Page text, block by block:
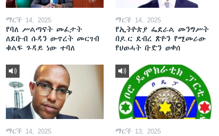
ማርች 14, 2025
የባለ ሥልጣናት መፈታት
ለደቡብ ሱዳን ውጥረት መርገብ
ቁልፍ ጉዳይ ነው ተባለ
ማርች 14, 2025
የኢትዮጵያ ፌደራል መንግሥት
በዶ.ር ደብረ ጽዮን የሚመራው
የህወሓት ቡድን ወቀሰ
ማርች 14, 2025 ማርች 13, 2025